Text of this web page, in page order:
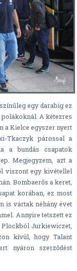
egy darabig ez
polákoknál. A kétezres
a Kielce egyszer nyert
Tkaczyk párossal a
a bundás csapatok
Megjegyzem, azt a
viszont egy kivétellel
Bombaerős a keret,
korában, ez most
is vártak néhány évet
Annyire tetszett ez
Jurkiewiczet,
kívül, hogy Talant
nyáron szerződést